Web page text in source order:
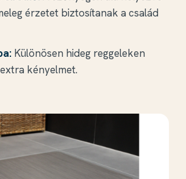
érzetet biztosítanak a család
Különösen hideg reggeleken
kényelmet.